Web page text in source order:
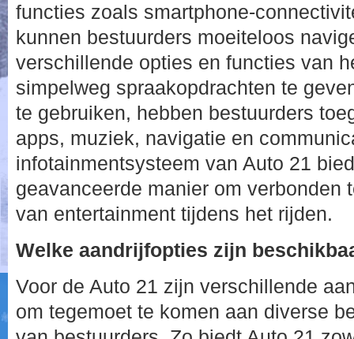
functies zoals smartphone-
kunnen bestuurders moeiteloos
verschillende opties en functies van
simpelweg spraakopdrachten te
te gebruiken, hebben bestuurders
apps, muziek, navigatie en
infotainmentsysteem van Auto 21
geavanceerde manier om verbonden
van entertainment tijdens het rijden.
Welke aandrijfopties zijn
Voor de Auto 21 zijn verschillende
om tegemoet te komen aan diverse